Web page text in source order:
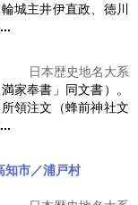
城主井伊直政 、徳川
...
日本歴史地名大系
家奉書」同文書）。
所領注文（蜂前神社文
...
知市／浦戸村